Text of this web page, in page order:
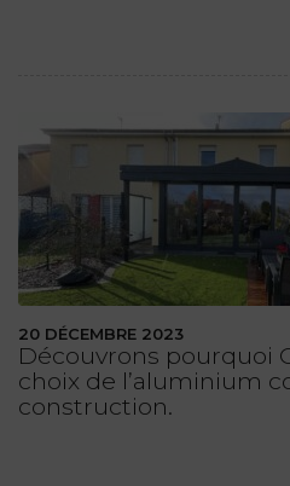
20 DÉCEMBRE 2023
Découvrons pourquoi
choix de l’aluminium
construction.